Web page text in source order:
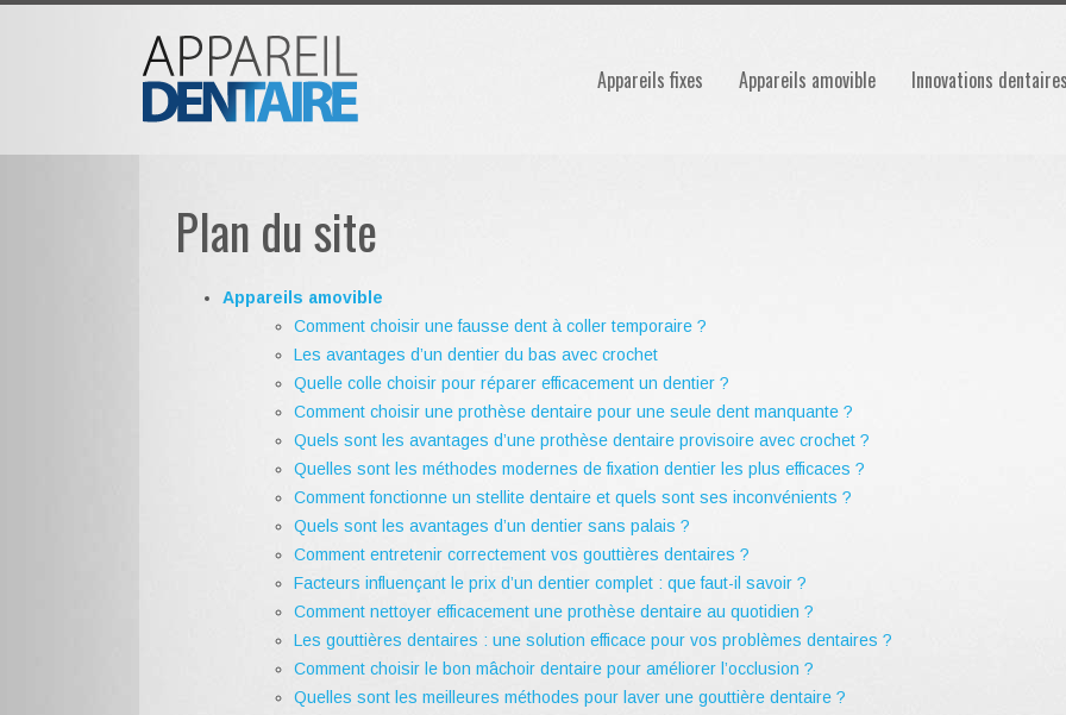
Appareils fixes Appareils amovible Innovations
Plan du site
Appareils amovible
Comment choisir une fausse dent à coller temporaire ?
Les avantages d’un dentier du bas avec crochet
Quelle colle choisir pour réparer efficacement un dentier ?
Comment choisir une prothèse dentaire pour une seule dent manquante ?
Quels sont les avantages d’une prothèse dentaire provisoire avec crochet ?
Quelles sont les méthodes modernes de fixation dentier les plus efficaces ?
Comment fonctionne un stellite dentaire et quels sont ses inconvénients ?
Quels sont les avantages d’un dentier sans palais ?
Comment entretenir correctement vos gouttières dentaires ?
Facteurs influençant le prix d’un dentier complet : que faut-il savoir ?
Comment nettoyer efficacement une prothèse dentaire au quotidien ?
Les gouttières dentaires : une solution efficace pour vos problèmes dentaires ?
Comment choisir le bon mâchoir dentaire pour améliorer l’occlusion ?
Quelles sont les meilleures méthodes pour laver une gouttière dentaire ?